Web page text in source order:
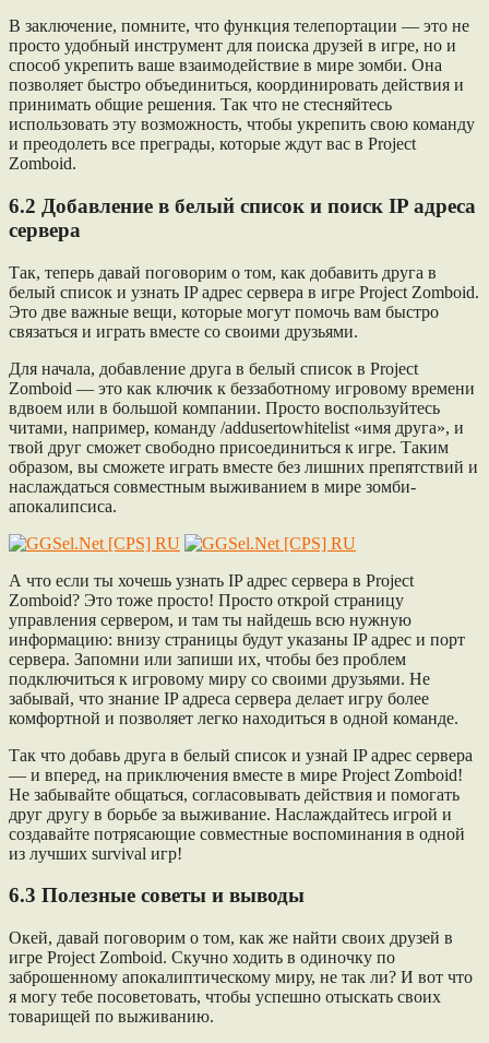
В заключение, помните, что функция телепортации — это не
просто удобный инструмент для поиска друзей в игре, но и
способ укрепить ваше взаимодействие в мире зомби. Она
позволяет быстро объединиться, координировать действия и
принимать общие решения. Так что не стесняйтесь
использовать эту возможность, чтобы укрепить свою команду
и преодолеть все преграды, которые ждут вас в Project
Zomboid.
6.2 Добавление в белый список и поиск IP адреса
сервера
Так, теперь давай поговорим о том, как добавить друга в
белый список и узнать IP адрес сервера в игре Project Zomboid.
Это две важные вещи, которые могут помочь вам быстро
связаться и играть вместе со своими друзьями.
Для начала, добавление друга в белый список в Project
Zomboid — это как ключик к беззаботному игровому времени
вдвоем или в большой компании. Просто воспользуйтесь
читами, например, команду /addusertowhitelist «имя друга», и
твой друг сможет свободно присоединиться к игре. Таким
образом, вы сможете играть вместе без лишних препятствий и
наслаждаться совместным выживанием в мире зомби-
апокалипсиса.
А что если ты хочешь узнать IP адрес сервера в Project
Zomboid? Это тоже просто! Просто открой страницу
управления сервером, и там ты найдешь всю нужную
информацию: внизу страницы будут указаны IP адрес и порт
сервера. Запомни или запиши их, чтобы без проблем
подключиться к игровому миру со своими друзьями. Не
забывай, что знание IP адреса сервера делает игру более
комфортной и позволяет легко находиться в одной команде.
Так что добавь друга в белый список и узнай IP адрес сервера
— и вперед, на приключения вместе в мире Project Zomboid!
Не забывайте общаться, согласовывать действия и помогать
друг другу в борьбе за выживание. Наслаждайтесь игрой и
создавайте потрясающие совместные воспоминания в одной
из лучших survival игр!
6.3 Полезные советы и выводы
Окей, давай поговорим о том, как же найти своих друзей в
игре Project Zomboid. Скучно ходить в одиночку по
заброшенному апокалиптическому миру, не так ли? И вот что
я могу тебе посоветовать, чтобы успешно отыскать своих
товарищей по выживанию.